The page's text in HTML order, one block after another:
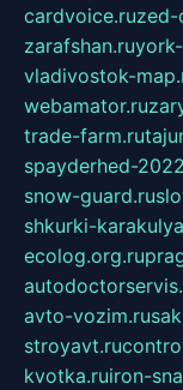
cardvoice.ruzed-
zarafshan.ru
vladivostok-
webamator.ru
trade-farm.ru
spayderhed-
snow-guard.ru
shkurki-
ecolog.org.ru
avto-vozim.ru
stroyavt.ru
kvotka.ruiron-